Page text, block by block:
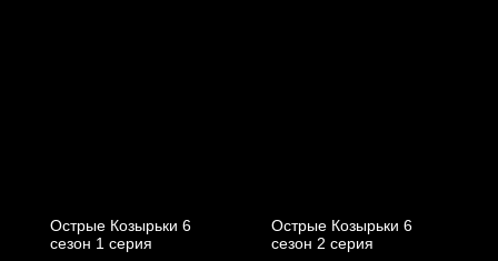
Острые Козырьки 6
cезон 1 cерия
Острые Козырьки 6
cезон 2 cерия